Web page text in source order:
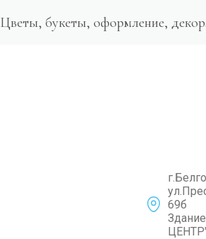
Цветы, букеты, оформление, декор.
69б